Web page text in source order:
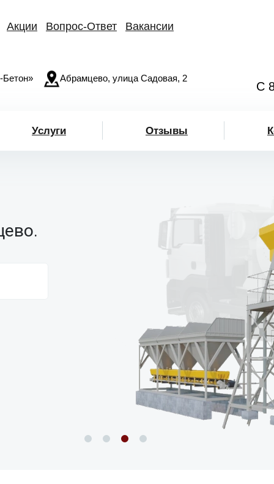
Акции Вопрос-Ответ Вакансии
Абрамцево, улица Садовая, 2
С
Услуги Отзывы